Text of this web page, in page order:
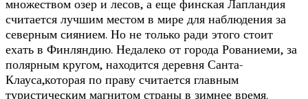
множеством озер и лесов, а еще финская Лапландия
считается лучшим местом в мире для наблюдения за
северным сиянием. Но не только ради этого стоит
ехать в Финляндию. Недалеко от города Рованиеми, за
полярным кругом, находится деревня Санта-
Клауса,которая по праву считается главным
туристическим магнитом страны в зимнее время.